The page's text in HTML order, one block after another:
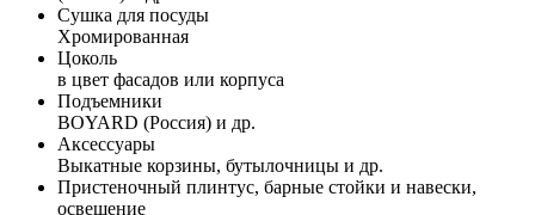
Сушка для посуды
Хромированная
Цоколь
в цвет фасадов или корпуса
Подъемники
BOYARD (Россия) и др.
Аксессуары
Выкатные корзины, бутылочницы и др.
Пристеночный плинтус, барные стойки и навески,
освещение